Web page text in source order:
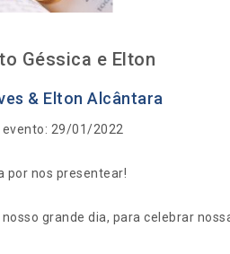
Géssica e Elton
& Elton Alcântara
evento: 29/01/2022
por nos presentear!
grande dia, para celebrar